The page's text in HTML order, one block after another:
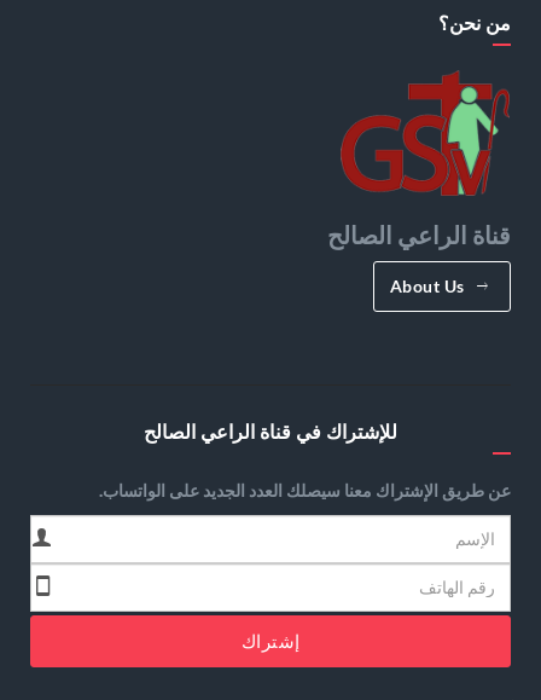
من نحن؟
قناة الراعي الصالح
About Us
للإشتراك في قناة الراعي الصالح
عن طريق الإشتراك معنا سيصلك العدد الجديد على الواتساب.
إشتراك